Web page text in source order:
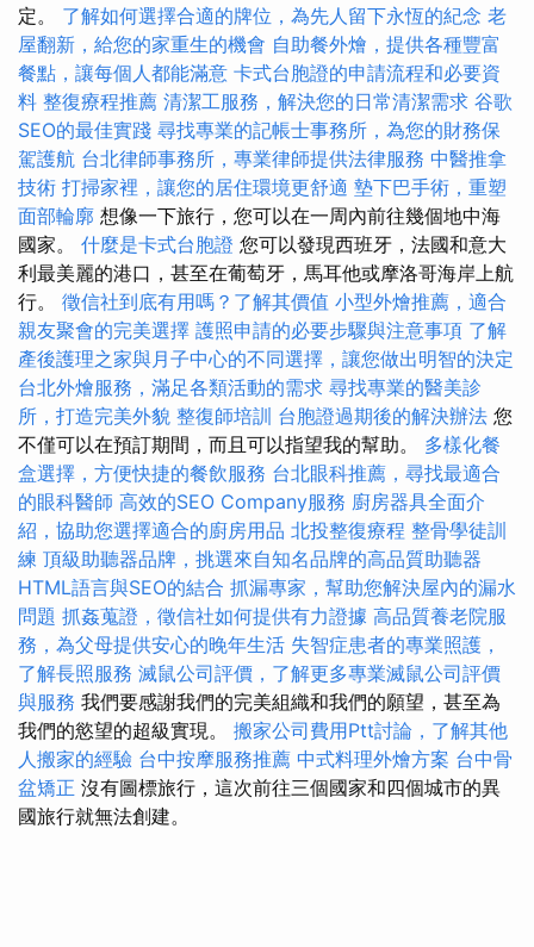
定。 了解如何選擇合適的牌位，為先人留下永恆的紀念 老
屋翻新，給您的家重生的機會 自助餐外燴，提供各種豐富
餐點，讓每個人都能滿意 卡式台胞證的申請流程和必要資
料 整復療程推薦 清潔工服務，解決您的日常清潔需求 谷歌
SEO的最佳實踐 尋找專業的記帳士事務所，為您的財務保
駕護航 台北律師事務所，專業律師提供法律服務 中醫推拿
技術 打掃家裡，讓您的居住環境更舒適 墊下巴手術，重塑
面部輪廓 想像一下旅行，您可以在一周內前往幾個地中海
國家。 什麼是卡式台胞證 您可以發現西班牙，法國和意大
利最美麗的港口，甚至在葡萄牙，馬耳他或摩洛哥海岸上航
行。 徵信社到底有用嗎？了解其價值 小型外燴推薦，適合
親友聚會的完美選擇 護照申請的必要步驟與注意事項 了解
產後護理之家與月子中心的不同選擇，讓您做出明智的決定
台北外燴服務，滿足各類活動的需求 尋找專業的醫美診
所，打造完美外貌 整復師培訓 台胞證過期後的解決辦法 您
不僅可以在預訂期間，而且可以指望我的幫助。 多樣化餐
盒選擇，方便快捷的餐飲服務 台北眼科推薦，尋找最適合
的眼科醫師 高效的SEO Company服務 廚房器具全面介
紹，協助您選擇適合的廚房用品 北投整復療程 整骨學徒訓
練 頂級助聽器品牌，挑選來自知名品牌的高品質助聽器
HTML語言與SEO的結合 抓漏專家，幫助您解決屋內的漏水
問題 抓姦蒐證，徵信社如何提供有力證據 高品質養老院服
務，為父母提供安心的晚年生活 失智症患者的專業照護，
了解長照服務 滅鼠公司評價，了解更多專業滅鼠公司評價
與服務 我們要感謝我們的完美組織和我們的願望，甚至為
我們的慾望的超級實現。 搬家公司費用Ptt討論，了解其他
人搬家的經驗 台中按摩服務推薦 中式料理外燴方案 台中骨
盆矯正 沒有圖標旅行，這次前往三個國家和四個城市的異
國旅行就無法創建。